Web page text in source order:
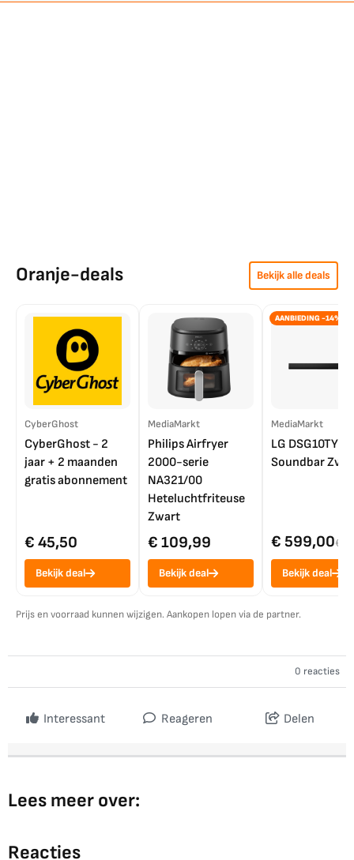
Oranje-deals Bekijk alle deals
CyberGhost
CyberGhost - 2
jaar + 2 maanden
gratis abonnement
€ 45,50
Bekijk deal
MediaMarkt
Philips Airfryer
2000-serie
NA321/00
Heteluchtfriteuse
Zwart
€ 109,99
Bekijk deal
AANBIEDING -14%
MediaMarkt
LG DSG10TY
Soundbar
€ 599,00€
Bekijk deal
Prijs en voorraad kunnen wijzigen. Aankopen lopen via de partner.
0 reacties
Interessant Reageren Delen
Lees meer over:
Reacties